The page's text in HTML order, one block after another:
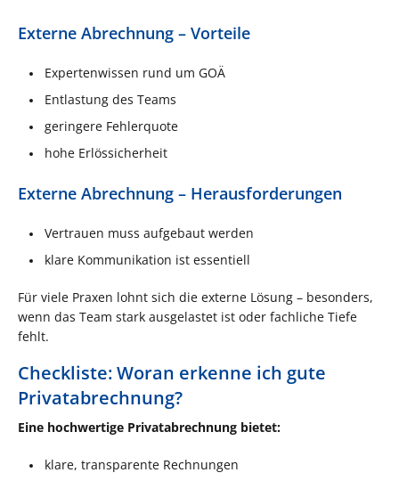
Externe Abrechnung – Vorteile
Expertenwissen rund um GOÄ
Entlastung des Teams
geringere Fehlerquote
hohe Erlössicherheit
Externe Abrechnung – Herausforderungen
Vertrauen muss aufgebaut werden
klare Kommunikation ist essentiell
Für viele Praxen lohnt sich die externe Lösung – besonders,
wenn das Team stark ausgelastet ist oder fachliche Tiefe
fehlt.
Checkliste: Woran erkenne ich gute
Privatabrechnung?
Eine hochwertige Privatabrechnung bietet:
klare, transparente Rechnungen